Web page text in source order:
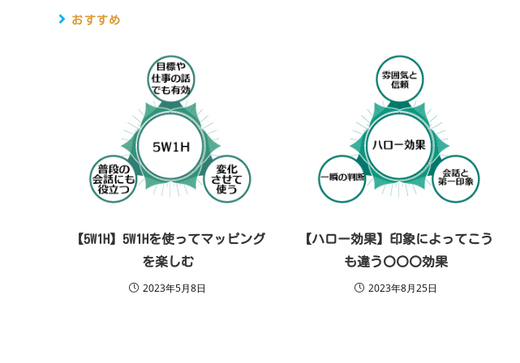
おすすめ
【5W1H】5W1Hを使ってマッピング
を楽しむ
2023年5月8日
【ハロー効果】印象によってこう
も違う〇〇〇効果
2023年8月25日